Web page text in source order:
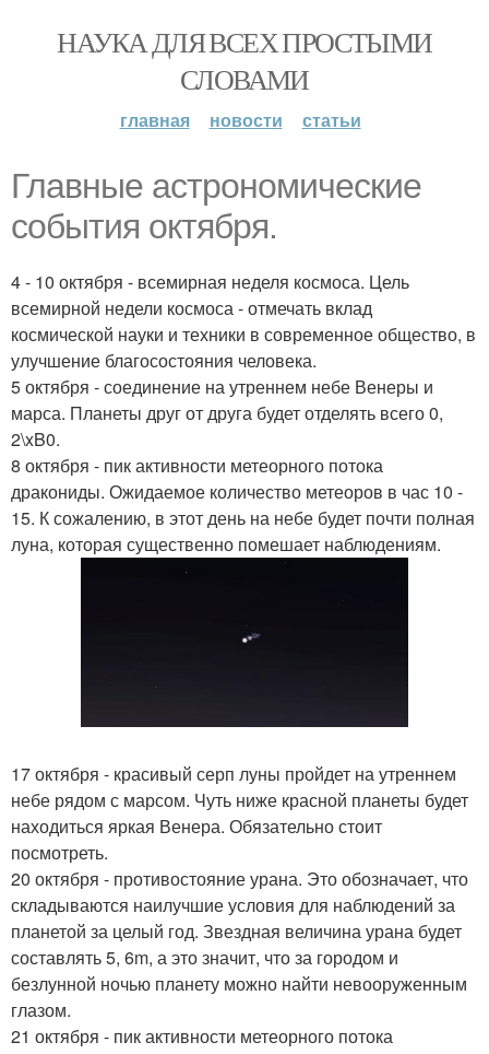
НАУКА ДЛЯ ВСЕХ ПРОСТЫМИ
СЛОВАМИ
главная новости статьи
Главные астрономические
события октября.
4 - 10 октября - всемирная неделя космоса. Цель
всемирной недели космоса - отмечать вклад
космической науки и техники в современное общество, в
улучшение благосостояния человека.
5 октября - соединение на утреннем небе Венеры и
марса. Планеты друг от друга будет отделять всего 0,
2\xB0.
8 октября - пик активности метеорного потока
дракониды. Ожидаемое количество метеоров в час 10 -
15. К сожалению, в этот день на небе будет почти полная
луна, которая существенно помешает наблюдениям.
17 октября - красивый серп луны пройдет на утреннем
небе рядом с марсом. Чуть ниже красной планеты будет
находиться яркая Венера. Обязательно стоит
посмотреть.
20 октября - противостояние урана. Это обозначает, что
складываются наилучшие условия для наблюдений за
планетой за целый год. Звездная величина урана будет
составлять 5, 6m, а это значит, что за городом и
безлунной ночью планету можно найти невооруженным
глазом.
21 октября - пик активности метеорного потока